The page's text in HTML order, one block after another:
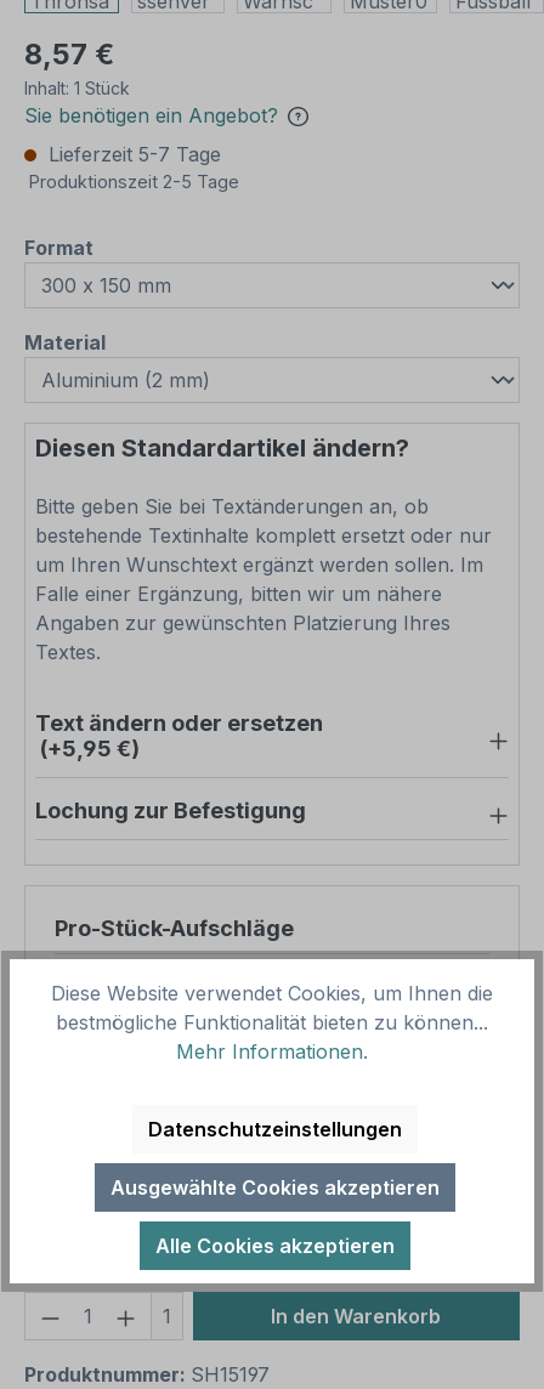
8,57 €
Inhalt: 1 Stück
Sie benötigen ein Angebot?
Lieferzeit 5-7 Tage
Produktionszeit 2-5 Tage
Format
Materialauswählen
Diesen Standardartikel ändern?
Bitte geben Sie bei Textänderungen an, ob
bestehende Textinhalte komplett ersetzt oder nur
um Ihren Wunschtext ergänzt werden sollen. Im
Falle einer Ergänzung, bitten wir um nähere
Angaben zur gewünschten Platzierung Ihres
Textes.
Text ändern oder ersetzen
(+5,95 €)
Lochung zur Befestigung
Pro-Stück-Aufschläge
Produktpreis
8,57 €
Zwischensumme
8,57 €
Gesamtpreis
Preise inkl. MwSt. zzgl. Versandkosten
Aufgrund von Neuberechnungen im Warenkorb sind
Produkt Anzahl: Gib den
1 In den Warenkorb
Produktnummer: SH15197
Diese Website verwendet Cookies, um Ihnen die
bestmögliche Funktionalität bieten zu können...
Mehr Informationen.
Datenschutzeinstellungen
Ausgewählte Cookies akzeptieren
Alle Cookies akzeptieren